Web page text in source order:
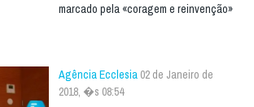
marcado pela «coragem e reinvenção»
Agência Ecclesia 02 de Janeiro de
2018, �s 08:54